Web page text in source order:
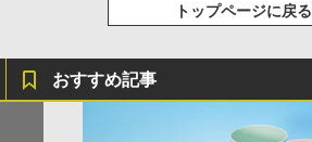
トップページに戻る
おすすめ記事